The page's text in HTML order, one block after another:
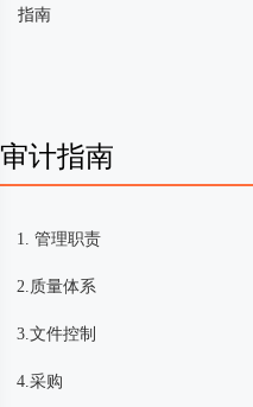
指南
审计指南
1. 管理职责
2.质量体系
3.文件控制
4.采购